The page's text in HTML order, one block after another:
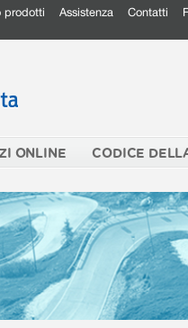
prodotti Assistenza Contatti
ONLINE CODICE